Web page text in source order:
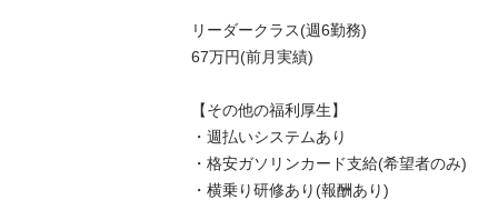
リーダークラス(週6勤務)
67万円(前月実績)
【その他の福利厚生】
・週払いシステムあり
・格安ガソリンカード支給(希望者のみ)
・横乗り研修あり(報酬あり)